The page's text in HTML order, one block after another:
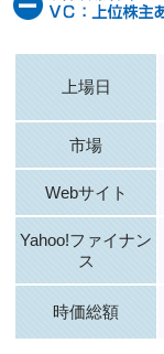
上場日
市場
Webサイト
Yahoo!ファイナン
ス
時価総額